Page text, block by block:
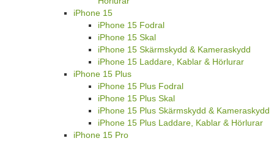
iPhone 15
iPhone 15 Fodral
iPhone 15 Skal
iPhone 15 Skärmskydd & Kameraskydd
iPhone 15 Laddare, Kablar & Hörlurar
iPhone 15 Plus
iPhone 15 Plus Fodral
iPhone 15 Plus Skal
iPhone 15 Plus Skärmskydd & Kameraskydd
iPhone 15 Plus Laddare, Kablar & Hörlurar
iPhone 15 Pro